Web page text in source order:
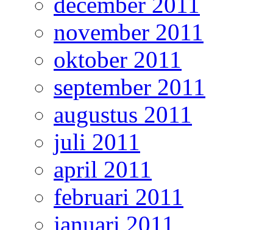
november 2011
oktober 2011
september 2011
augustus 2011
juli 2011
april 2011
februari 2011
januari 2011